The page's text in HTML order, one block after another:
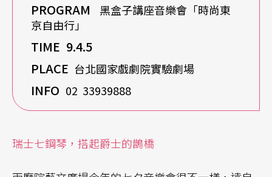
PROGRAM 黑盒子講座音樂會「時尚東
京自由行」
TIME 9.4.5
PLACE 台北國家戲劇院實驗劇場
INFO 02 33939888
瑞士七鋼琴，搭起爵士的鵲橋